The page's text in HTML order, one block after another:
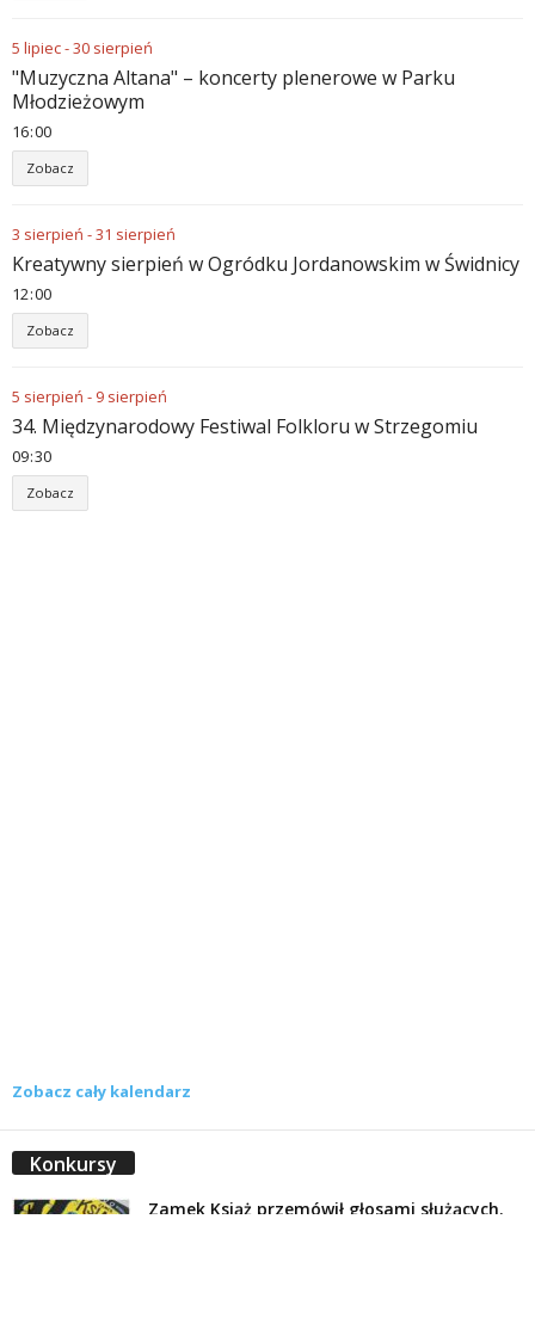
5 lipiec-30 sierpień
"Muzyczna Altana" – koncerty plenerowe w Parku
Młodzieżowym
16 00
Zobacz
3 sierpień -31 sierpień
Kreatywny sierpień w Ogródku Jordanowskim w Świdnicy
12 00
Zobacz
5 sierpień - 9 sierpień
34. Międzynarodowy Festiwal Folkloru w Strzegomiu
09 30
Zobacz
Zobacz cały kalendarz
Konkursy
Zamek Książ przemówił głosami służących.